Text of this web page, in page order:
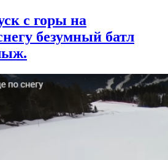
с горы на
безумный батл